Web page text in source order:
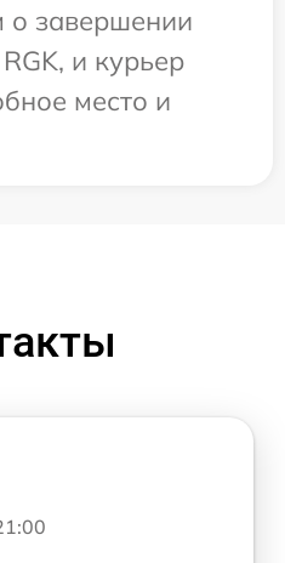
завершении
и курьер
место и